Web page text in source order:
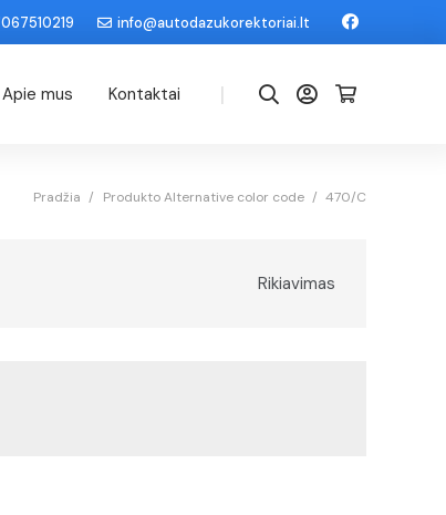
info@autodazukorektoriai.lt
Apie mus Kontaktai |
Pradžia / Produkto Alternative color code / 470/C
Rikiavimas